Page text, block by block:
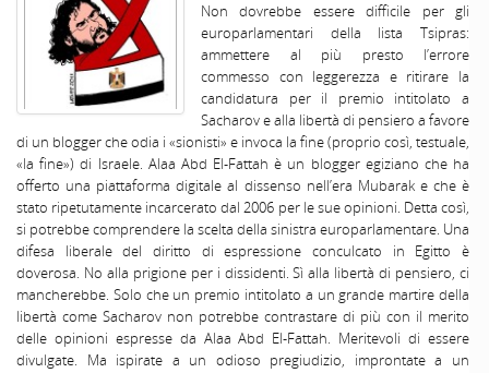
Non dovrebbe essere difficile per gli
europarlamentari della lista Tsipras:
ammettere al più presto l’errore
commesso con leggerezza e ritirare la
candidatura per il premio intitolato a
Sacharov e alla libertà di pensiero a favore
di un blogger che odia i «sionisti» e invoca la fine (proprio così, testuale,
«la fine») di Israele. Alaa Abd El-Fattah è un blogger egiziano che ha
offerto una piattaforma digitale al dissenso nell’era Mubarak e che è
stato ripetutamente incarcerato dal 2006 per le sue opinioni. Detta così,
si potrebbe comprendere la scelta della sinistra europarlamentare. Una
difesa liberale del diritto di espressione conculcato in Egitto è
doverosa. No alla prigione per i dissidenti. Sì alla libertà di pensiero, ci
mancherebbe. Solo che un premio intitolato a un grande martire della
libertà come Sacharov non potrebbe contrastare di più con il merito
delle opinioni espresse da Alaa Abd El-Fattah. Meritevoli di essere
divulgate. Ma ispirate a un odioso pregiudizio, improntate a un